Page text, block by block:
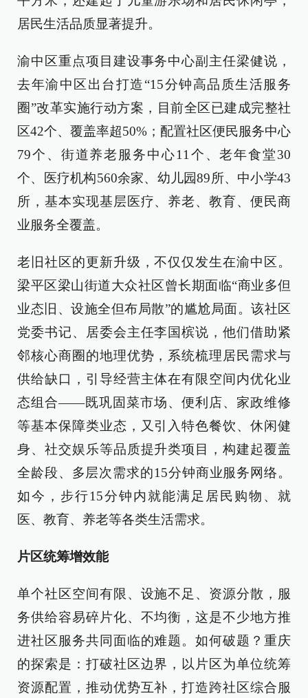
居民生活品质显著提升。
渝中区重点项目建设事务中心副主任梁健说，
去年渝中区出台打造“15分钟高品质生活服务
圈”改革实施行动方案，目前全区已建成完整社
区42个、覆盖率超50%；配置社区便民服务中心
79个、街道养老服务中心11个、老年食堂30
个、医疗机构560余家、幼儿园89所、中小学43
所，基本实现基层医疗、养老、教育、便民商
业服务全覆盖。
老旧社区的更新升级，不仅仅发生在渝中区。
梁平区梁山街道大众社区曾长期面临“商业多但
业态旧、设施全但布局散”的尴尬局面。该社区
党委书记、居委会主任李国槟说，他们借助紧
邻核心商圈的地理优势，系统梳理居民需求与
供给缺口，引导经营主体在有限空间内优化业
态组合——既巩固菜市场、便利店、家政维修
等基本保障类业态，又引入特色餐饮、休闲健
身、社交娱乐等品质提升类项目，构建起覆盖
全龄段、多层次需求的15分钟商业服务网络。
如今，步行15分钟内就能满足居民购物、就
医、教育、养老等各类生活需求。
片区统筹增效能
单个社区空间有限、设施不足、资源分散，服
务供给容易碎片化、不均衡，这是不少地方推
进社区服务共同面临的难题。如何破题？重庆
的探索是：打破社区边界，以片区为单位统筹
资源配置，推动优势互补，打造跨社区综合服